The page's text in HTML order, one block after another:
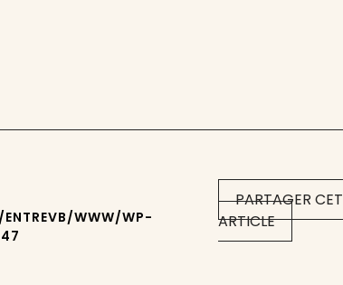
PARTAGER CET
ARTICLE
WWW/WP-